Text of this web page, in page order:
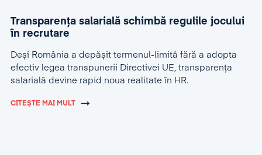
Transparența salarială schimbă regulile jocului
în recrutare
Deși România a depășit termenul-limită fără a adopta
efectiv legea transpunerii Directivei UE, transparența
salarială devine rapid noua realitate în HR.
CITEȘTE MAI MULT